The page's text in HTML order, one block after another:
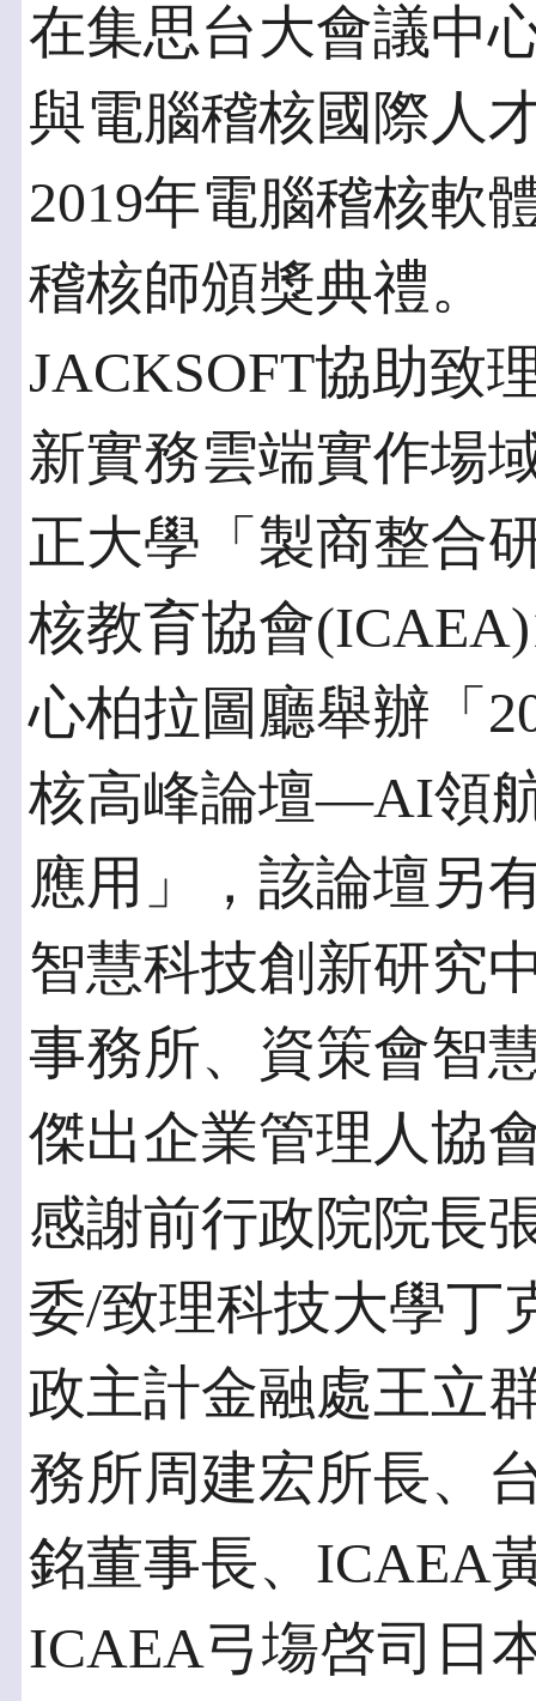
在集思台大會議中
與電腦稽核國際人
2019年電腦稽核軟
稽核師頒獎典禮。
JACKSOFT協助致
新實務雲端實作場
正大學「製商整合
核教育協會
心柏拉圖廳舉辦「
核高峰論壇—AI領
應用」，該論壇另
智慧科技創新研究
事務所、資策會智
傑出企業管理人協
感謝前行政院院長
委/致理科技大學丁
政主計金融處王立
務所周建宏所長、
銘董事長、ICAEA
ICAEA弓塲啓司日